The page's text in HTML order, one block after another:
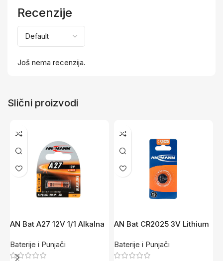
Recenzije
Još nema recenzija.
Slični proizvodi
AN Bat A27 12V 1/1 Alkalna
Baterije i Punjači
AN Bat CR2025 3V Lithium
Baterije i Punjači